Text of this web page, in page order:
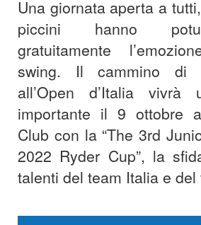
Una giornata aperta a
piccini hanno
gratuitamente
swing. Il cammino di
all’Open d’Italia vivrà
importante il 9 ottobre
Club con la “The 3rd
2022 Ryder Cup”, la
talenti del team Italia e